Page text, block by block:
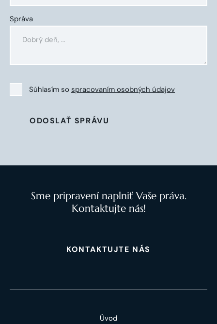
Správa
Súhlasím so spracovaním osobných údajov
ODOSLAŤ SPRÁVU
Sme pripravení naplniť Vaše práva.
Kontaktujte nás!
KONTAKTUJTE NÁS
Úvod